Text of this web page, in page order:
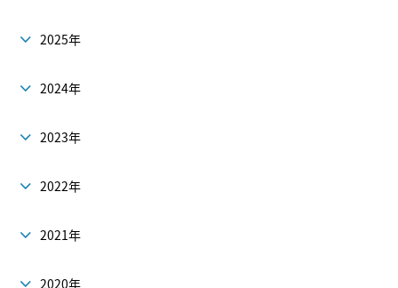
2025年
2024年
2023年
2022年
2021年
2020年